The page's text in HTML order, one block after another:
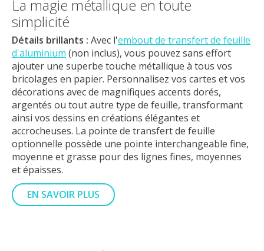
La magie métallique en toute
simplicité
Détails brillants : Avec l'embout de transfert de feuille
d'aluminium (non inclus), vous pouvez sans effort
ajouter une superbe touche métallique à tous vos
bricolages en papier. Personnalisez vos cartes et vos
décorations avec de magnifiques accents dorés,
argentés ou tout autre type de feuille, transformant
ainsi vos dessins en créations élégantes et
accrocheuses. La pointe de transfert de feuille
optionnelle possède une pointe interchangeable fine,
moyenne et grasse pour des lignes fines, moyennes
et épaisses.
EN SAVOIR PLUS